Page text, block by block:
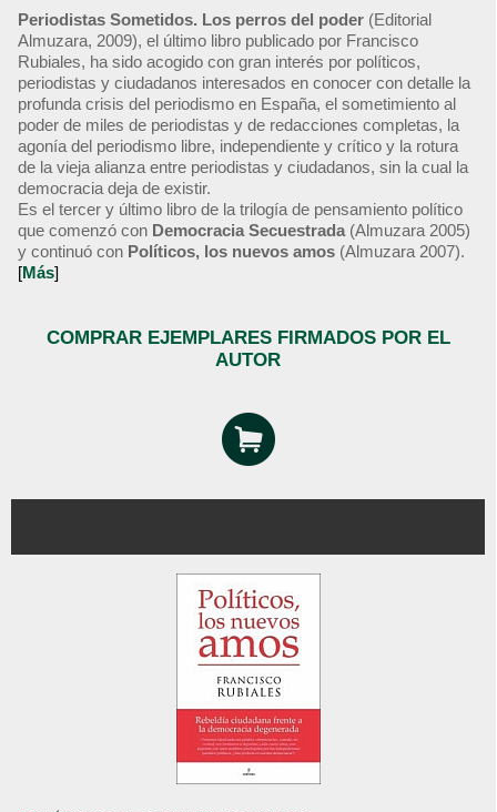
Periodistas Sometidos. Los perros del poder (Editorial
Almuzara, 2009), el último libro publicado por Francisco
Rubiales, ha sido acogido con gran interés por políticos,
periodistas y ciudadanos interesados en conocer con detalle la
profunda crisis del periodismo en España, el sometimiento al
poder de miles de periodistas y de redacciones completas, la
agonía del periodismo libre, independiente y crítico y la rotura
de la vieja alianza entre periodistas y ciudadanos, sin la cual la
democracia deja de existir.
Es el tercer y último libro de la trilogía de pensamiento político
que comenzó con Democracia Secuestrada (Almuzara 2005)
y continuó con Políticos, los nuevos amos (Almuzara 2007).
[Más]
COMPRAR EJEMPLARES FIRMADOS POR EL
AUTOR